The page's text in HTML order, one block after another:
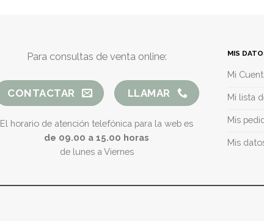
Para consultas de venta online:
CONTACTAR LLAMAR
El horario de atención telefónica para la web es
de 09.00 a 15.00 horas
de lunes a Viernes
MIS
Mi
Mi lista
Mis
Mis